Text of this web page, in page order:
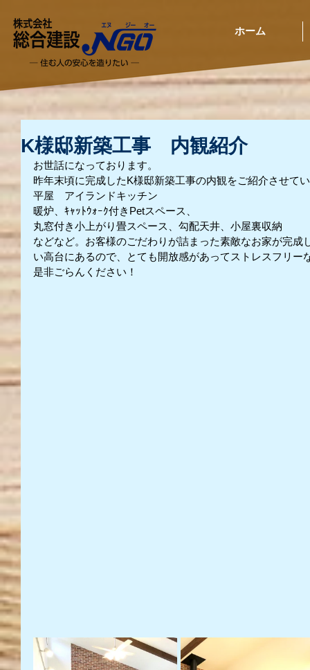
K様邸新築工事 内観紹介
お世話になっております。
昨年末頃に完成したK様邸新築工事の内観をご紹介させて
平屋　アイランドキッチン
暖炉、ｷｬｯﾄｳｫｰｸ付きPetスペース、
丸窓付き小上がり畳スペース、勾配天井、小屋裏収納
などなど。お客様のごだわりが詰まった素敵なお家が完成
い高台にあるので、とても開放感があってストレスフリー
是非ごらんください！
ホーム